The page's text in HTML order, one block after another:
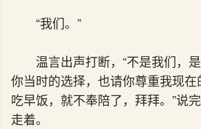
“我们。”
温言出声打断，“不是我们，
你当时的选择，也请你尊重我现
吃早饭，就不奉陪了，拜拜。”说
走着。